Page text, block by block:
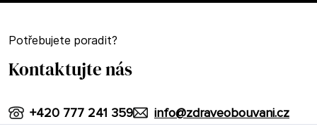
Potřebujete poradit?
Kontaktujte nás
info@zdraveobouvani.cz
+420 777 241 359